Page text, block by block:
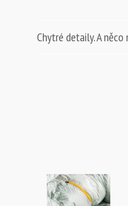
Chytré detaily. A něco